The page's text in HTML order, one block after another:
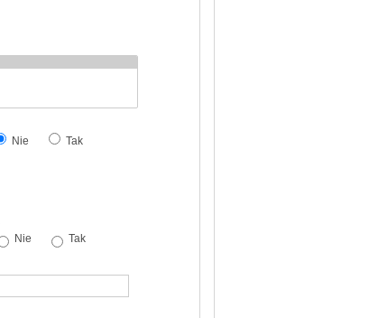
Nie Tak
Nie Tak